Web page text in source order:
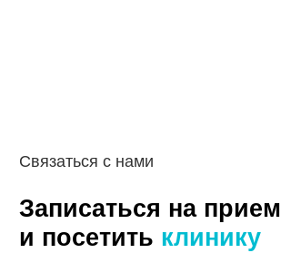
Связаться с нами
Записаться на прием
и посетить клинику